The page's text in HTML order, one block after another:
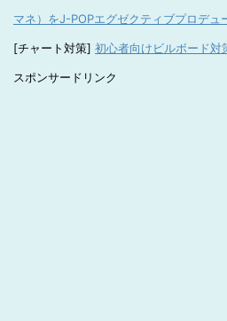
マネ）をJ-POPエグゼクティブプロデュ
[チャート対策] 初心者向けビルボード対
スポンサードリンク